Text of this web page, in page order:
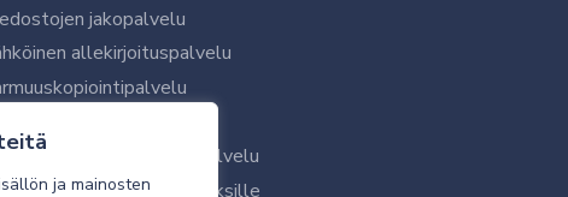
ja mainosten
jakopalvelu
allekirjoituspalvelu
365 -varmistuspalvelu
tietoturva yrityksille